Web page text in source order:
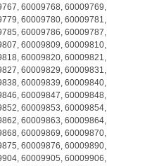
60009768, 60009769,
60009780, 60009781,
60009786, 60009787,
60009809, 60009810,
60009820, 60009821,
60009829, 60009831,
60009839, 60009840,
60009847, 60009848,
60009853, 60009854,
60009863, 60009864,
60009869, 60009870,
60009876, 60009890,
60009905, 60009906,